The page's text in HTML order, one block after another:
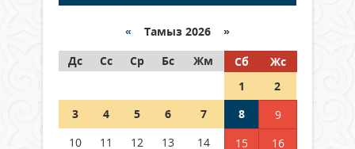
граждане Казахстана,
05 тамыз 2026 ж. 147
Шетелде жүрген Қазақстан
азаматтары қалай дауыс бере
« Тамыз 2026 »
Дс
Сс Ср Бс Жм Сб
Жс
1
2
3
4 5 6 7 8
9
10
11 12 13 14 15
16